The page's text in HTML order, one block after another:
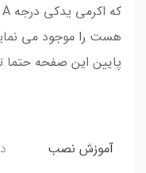
هست را موجود می
پایین این صفحه حتما
آموزش نصب